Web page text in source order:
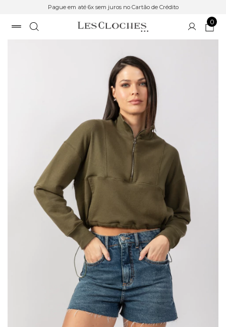
Pague em até 6x sem juros no Cartão de Crédito
0